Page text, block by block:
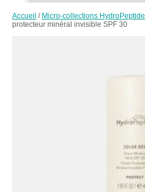
Accueil / Micro-collections HydroPeptide
protecteur minéral invisible SPF 30